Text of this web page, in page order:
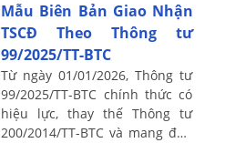
và chứng ...
Mẫu Biên Bản Giao Nhận
TSCĐ Theo Thông tư
99/2025/TT-BTC
Từ ngày 01/01/2026, Thông tư
99/2025/TT-BTC chính thức có
hiệu lực, thay thế Thông tư
200/2014/TT-BTC và mang đến